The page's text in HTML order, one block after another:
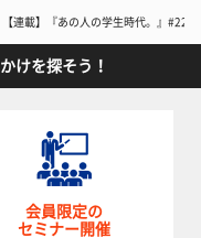
【連載】『あの人の学生時代。』#22
けを探そう！
会員限定の
セミナー開催